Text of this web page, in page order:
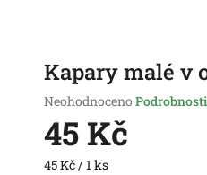
Kapary malé v
Průměrné
hodnocení
produktu
Neohodnoceno
45 Kč
Měrná
45 Kč / 1 ks